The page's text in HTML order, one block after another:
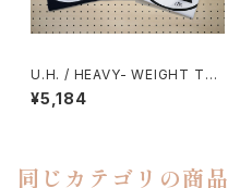
U.H. / HEAVY- WEIGHT TEE
（ツインピークス）
¥5,184
同じカテゴリの商品